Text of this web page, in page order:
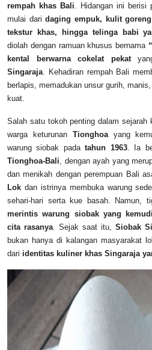
rempah khas Bali . Hidangan ini berisi
mulai daridaging empuk, kulit
tekstur khas, hingga telinga babi
diolah dengan ramuan khusus bernama
kental berwarna cokelat pekat
Singaraja . Kehadiran rempah Bali
berlapis, memadukan unsur gurih,
kuat.
Salah satu tokoh penting dalam
warga keturunan Tionghoayang
warung siobak padatahun 1963. Ia
Tionghoa-Bali , dengan ayah yang
dan menikah dengan perempuan Bali
Lok dan istrinya membuka warung
sehari-hari serta kue basah. Namun,
merintis warung siobak yang
cita rasanya . Sejak saat itu, Siobak
bukan hanya di kalangan masyarakat
dari identitas kuliner khas Singaraja